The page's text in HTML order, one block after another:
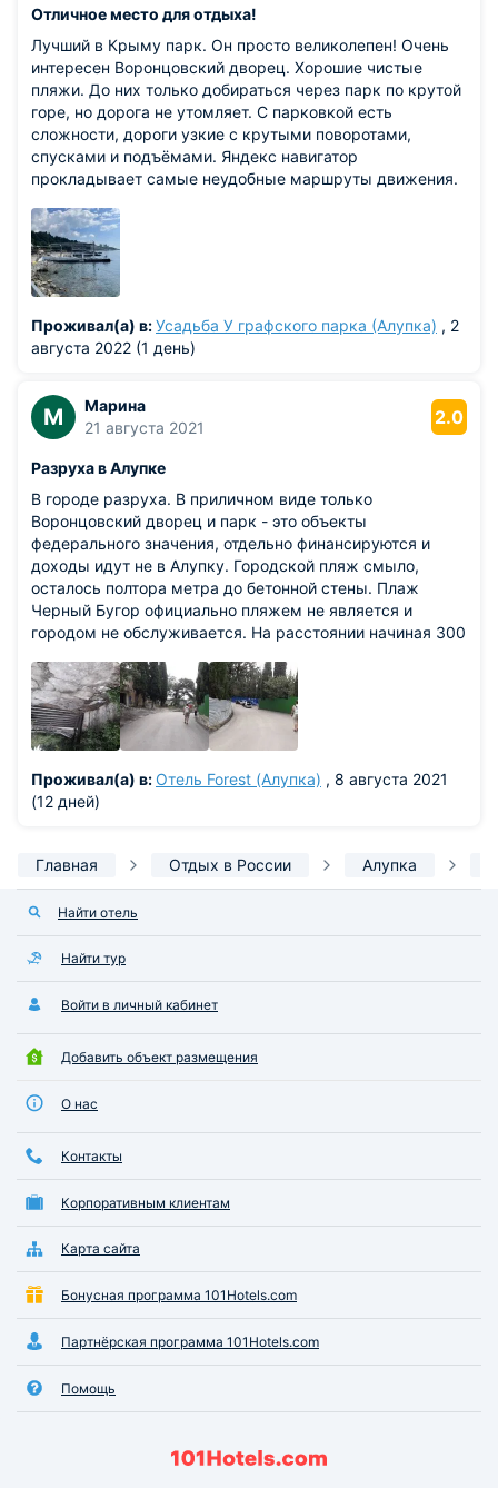
Отличное место для отдыха!
Лучший в Крыму парк. Он просто великолепен! Очень
интересен Воронцовский дворец. Хорошие чистые
пляжи. До них только добираться через парк по крутой
горе, но дорога не утомляет. С парковкой есть
сложности, дороги узкие с крутыми поворотами,
спусками и подъёмами. Яндекс навигатор
прокладывает самые неудобные маршруты движения.
уточняйте заранее. Рекомендую ресторан Карамба,
очень вкусная кухня, доброжелательная атмосфера.
Отдых в Алупке оставил массу положительных
впечатлений. Всем рекомендую к посещению.
Проживал(а) в:Усадьба У графского парка (Алупка) , 2
августа 2022 (1 день)
М
Марина
21 августа 2021
2.0
Разруха в Алупке
В городе разруха. В приличном виде только
Воронцовский дворец и парк - это объекты
федерального значения, отдельно финансируются и
доходы идут не в Алупку. Городской пляж смыло,
осталось полтора метра до бетонной стены. Плаж
Черный Бугор официально пляжем не является и
городом не обслуживается. На расстоянии начиная 300
парки. Закрыто это заборами из профнастила. Мусор.
Дороги не ремонтировались со времен Союза.
Тротуаров в городе не в принципе. Проезжая часть, с
двух сторон забор, обочины нет, можно только
у автостанции, а так цивилизация - только около
дворца... Кафе только около дворца. Поэтому
санатория\отеля с выходом к морю с питанием. Или
около Воронцовского парка (но там купаться особо
по самой Алупке негде... только дворец с парком
Причал разрушен. Регулярные теплоходы не ходят. Еще
есть музей Амет-Хана СУлтана, летчика, хороший,
интересный, работают там энтузиасты. Во дворе
самолеты стоят. Рекомендую. Состояние жемчужины
Южного Берега Крыма (Алупки) ужасает.....
Проживал(а) в: Отель Forest (Алупка) , 8 августа 2021
(12 дней)
Главная Отдых в России Алупка
Найти отель
Найти тур
Войти в личный кабинет
Добавить объект размещения
О нас
Контакты
Корпоративным клиентам
Карта сайта
Бонусная программа 101Hotels.com
Партнёрская программа 101Hotels.com
Помощь